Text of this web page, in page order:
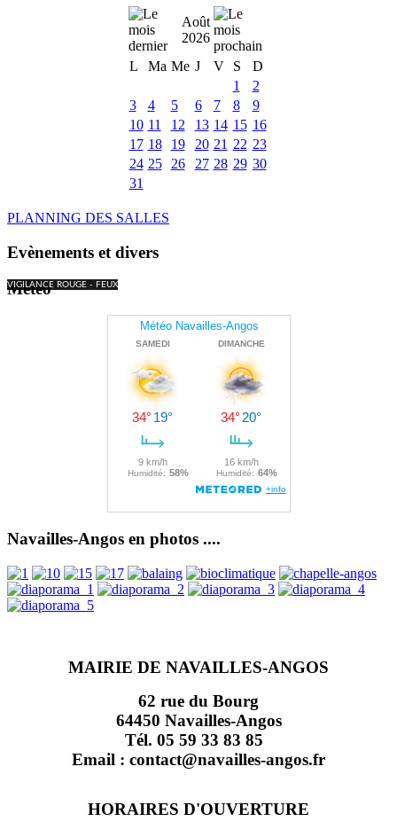
Août
2026
L
Ma Me J V S
D
1
2
3
4 5 6 7 8
9
10 11 12 13 14 15 16
17 18 19 20 21 22 23
24 25 26 27 28 29 30
31
PLANNING DES SALLES
Evènements et divers
VIGILANCE ROUGE - FEUX
Météo
Navailles-Angos en photos ....
MAIRIE DE NAVAILLES-ANGOS
62 rue du Bourg
64450 Navailles-Angos
Tél. 05 59 33 83 85
Email : contact@navailles-angos.fr
HORAIRES D'OUVERTURE